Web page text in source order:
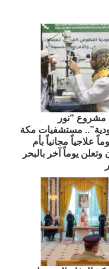
“نور
مستشفيات مكة
علاجياً مجانياً بأم
وتعلن يوماً آخر بالبحر